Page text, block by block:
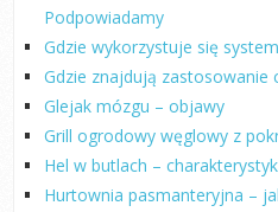
Podpowiadamy
Gdzie wykorzystuje się
Gdzie znajdują zastosowanie
Glejak mózgu – objawy
Grill ogrodowy węglowy z
Hel w butlach –
Hurtownia pasmanteryjna –